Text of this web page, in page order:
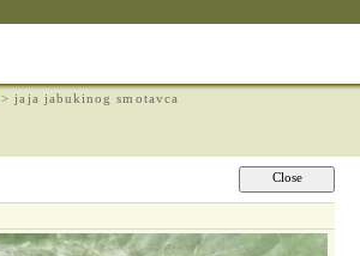
>jaja jabukinog smotavca